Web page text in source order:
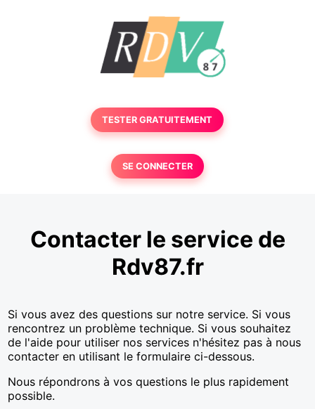
TESTER GRATUITEMENT
SE CONNECTER
Contacter le service de
Rdv87.fr
Si vous avez des questions sur notre service. Si vous
rencontrez un problème technique. Si vous souhaitez
de l'aide pour utiliser nos services n'hésitez pas à nous
contacter en utilisant le formulaire ci-dessous.
Nous répondrons à vos questions le plus rapidement
possible.